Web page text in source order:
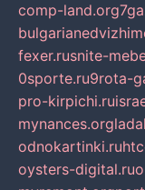
comp-land.org
fexer.rusnite-
0sporte.ru9rota-
pro-kirpichi.ru
mynances.org
odnokartinki.ru
oysters-digital.ru